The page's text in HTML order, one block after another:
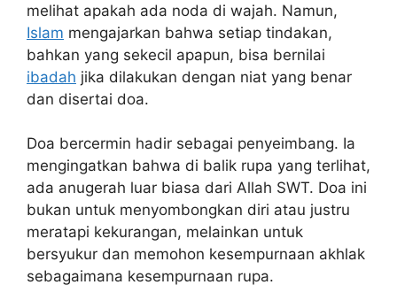
melihat apakah ada noda di wajah. Namun,
Islam mengajarkan bahwa setiap tindakan,
bahkan yang sekecil apapun, bisa bernilai
ibadah jika dilakukan dengan niat yang benar
dan disertai doa.
Doa bercermin hadir sebagai penyeimbang. Ia
mengingatkan bahwa di balik rupa yang terlihat,
ada anugerah luar biasa dari Allah SWT. Doa ini
bukan untuk menyombongkan diri atau justru
meratapi kekurangan, melainkan untuk
bersyukur dan memohon kesempurnaan akhlak
sebagaimana kesempurnaan rupa.